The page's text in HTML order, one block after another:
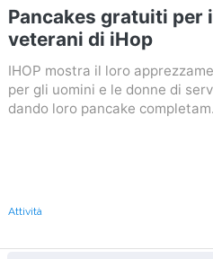
Pancakes gratuiti per i
veterani di iHop
IHOP mostra il loro
per gli uomini e le donne di
dando loro pancake
Attività